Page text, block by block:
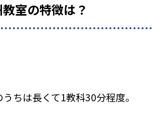
室の特徴は？
ちは長くて1教科30分程度。